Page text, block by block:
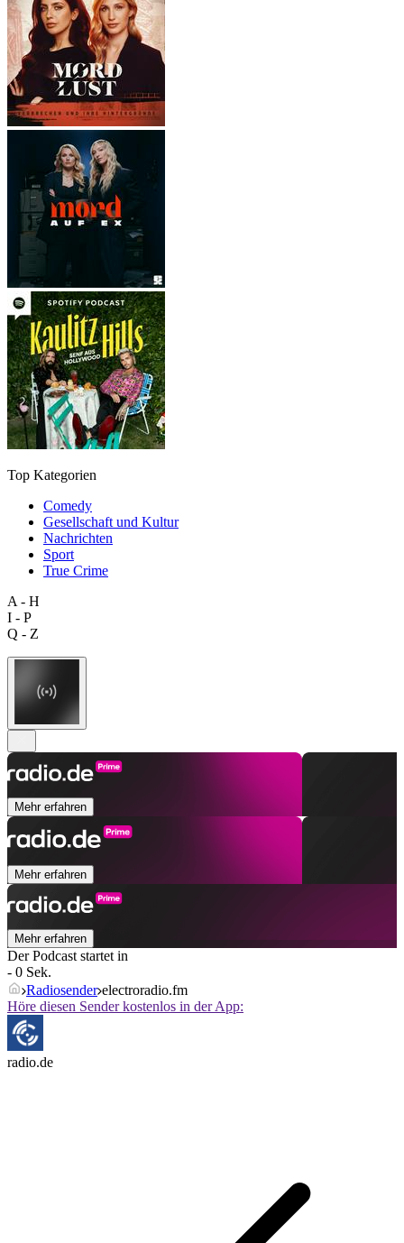
Top Kategorien
Comedy
Gesellschaft und Kultur
Nachrichten
Sport
True Crime
A - H
I - P
Q - Z
Mehr erfahren
Mehr erfahren
Mehr erfahren
Der Podcast startet in
- 0 Sek.
Radiosender electroradio.fm
Höre diesen Sender kostenlos in der App:
radio.de